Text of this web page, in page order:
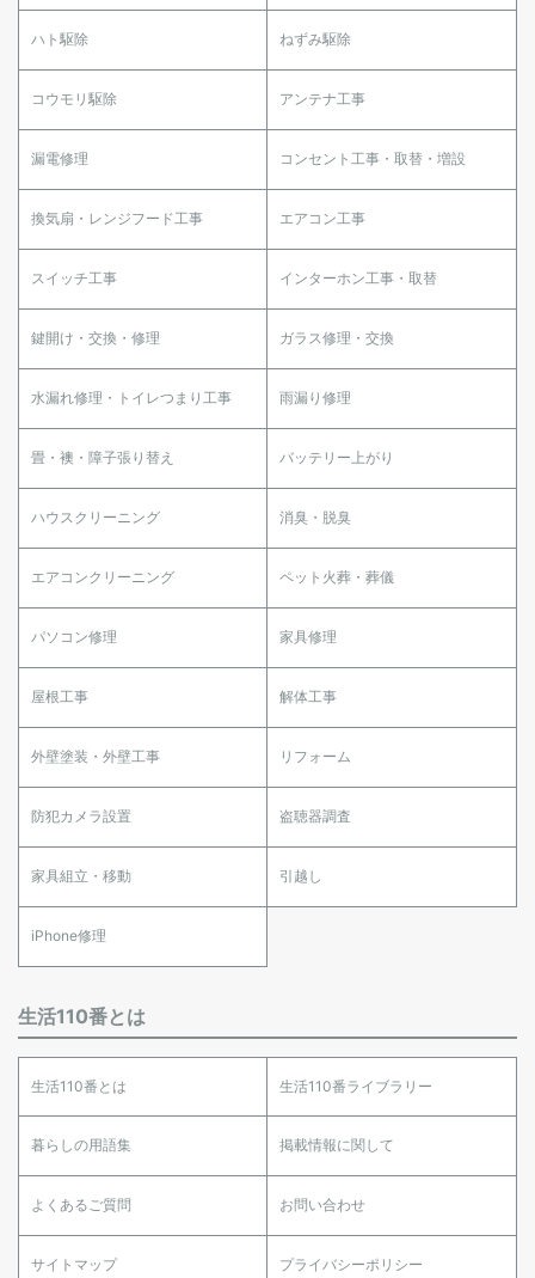
ハト駆除 ねずみ駆除
コウモリ駆除 アンテナ工事
漏電修理 コンセント工事・取替・増設
換気扇・レンジフード工事 エアコン工事
スイッチ工事 インターホン工事・取替
鍵開け・交換・修理 ガラス修理・交換
水漏れ修理・トイレつまり工事 雨漏り修理
畳・襖・障子張り替え バッテリー上がり
ハウスクリーニング 消臭・脱臭
エアコンクリーニング ペット火葬・葬儀
パソコン修理 家具修理
屋根工事 解体工事
外壁塗装・外壁工事 リフォーム
防犯カメラ設置 盗聴器調査
家具組立・移動 引越し
iPhone修理
生活110番とは
生活110番とは 生活110番ライブラリー
暮らしの用語集 掲載情報に関して
よくあるご質問 お問い合わせ
サイトマップ プライバシーポリシー